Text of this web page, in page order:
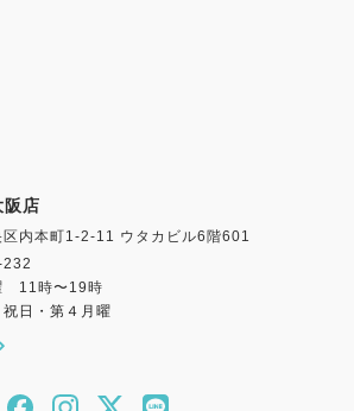
阪店
区内本町1-2-11 ウタカビル6階601
11時〜19時
日・第４月曜